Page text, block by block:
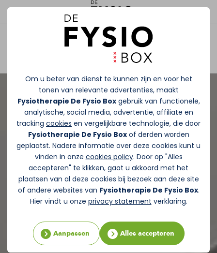
Om u beter van dienst te kunnen zijn en voor het
tonen van relevante advertenties, maakt
Fysiotherapie De Fysio Boxgebruik van functionele,
analytische, social media, advertentie, affiliate en
tracking cookies en vergelijkbare technologie, die door
Fysiotherapie De Fysio Boxof derden worden
geplaatst. Nadere informatie over deze cookies kunt u
vinden in onze cookies policy. Door op "Alles
accepteren" te klikken, gaat u akkoord met het
plaatsen van al deze cookies bij bezoek aan deze site
of andere websites van Fysiotherapie De Fysio Box.
Hier vindt u onze privacy statement verklaring.
Aanpassen Alles accepteren
Afspraak maken